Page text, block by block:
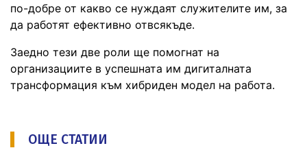
по-добре от какво се нуждаят служителите им, за
да работят ефективно отвсякъде.
Заедно тези две роли ще помогнат на
организациите в успешната им дигиталната
трансформация към хибриден модел на работа.
ОЩЕ СТАТИИ